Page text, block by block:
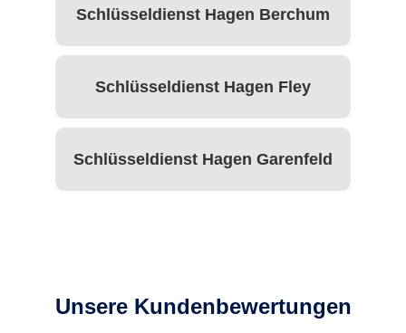
Schlüsseldienst Hagen Berchum
Schlüsseldienst Hagen Fley
Schlüsseldienst Hagen Garenfeld
Unsere Kundenbewertungen